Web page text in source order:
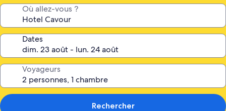
Où allez-vous ?
Dates
Voyageurs
Rechercher